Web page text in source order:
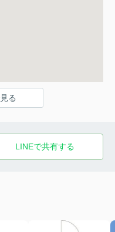
る
LINEで共有する